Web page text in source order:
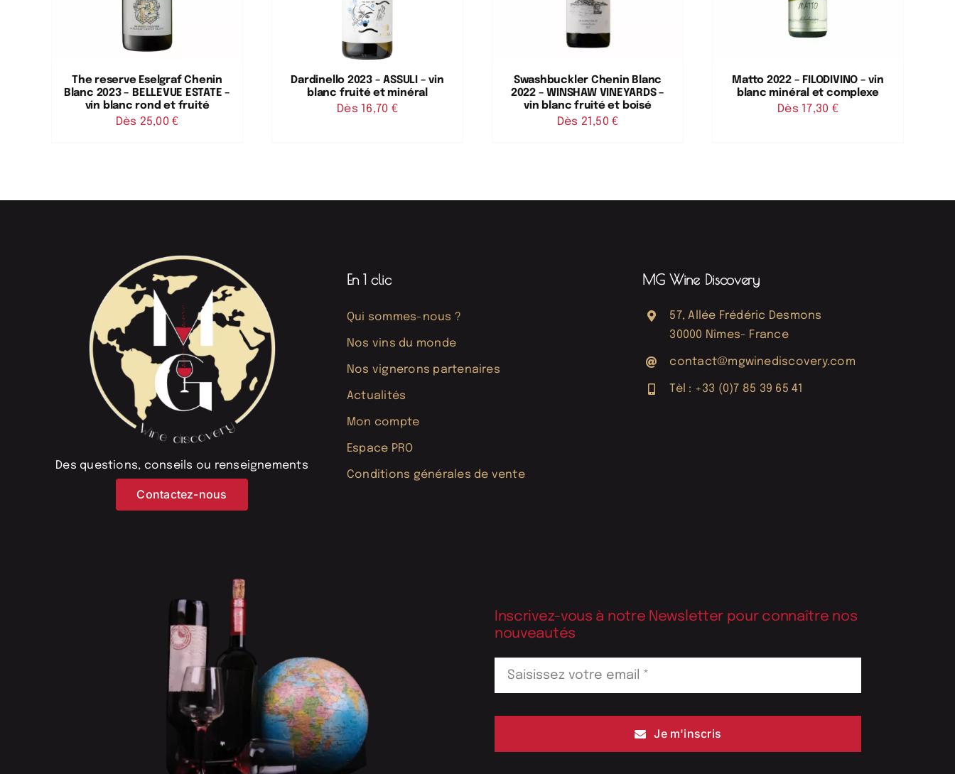
The reserve Eselgraf Chenin
Blanc 2023 – BELLEVUE ESTATE –
vin blanc rond et fruité
Dès 25,00€
Dardinello 2023 – ASSULI – vin
blanc fruité et minéral
Dès 16,70 €
Swashbuckler Chenin Blanc
2022 – WINSHAW VINEYARDS –
vin blanc fruité et boisé
Dès 21,50€
Matto 2022 – FILODIVINO – vin
blanc minéral et complexe
Dès 17,30 €
Des questions, conseils ou renseignements
Contactez-nous
En 1 clic
Qui sommes-nous ?
Nos vins du monde
Nos vignerons partenaires
Actualités
Mon compte
Espace PRO
Conditions générales de vente
MG Wine Discovery
57, Allée Frédéric Desmons
30000 Nîmes- France
contact@mgwinediscovery.com
Tèl : +33 (0)7 85 39 65 41
Inscrivez-vous à notre Newsletter pour connaître nos
nouveautés
Je m'inscris